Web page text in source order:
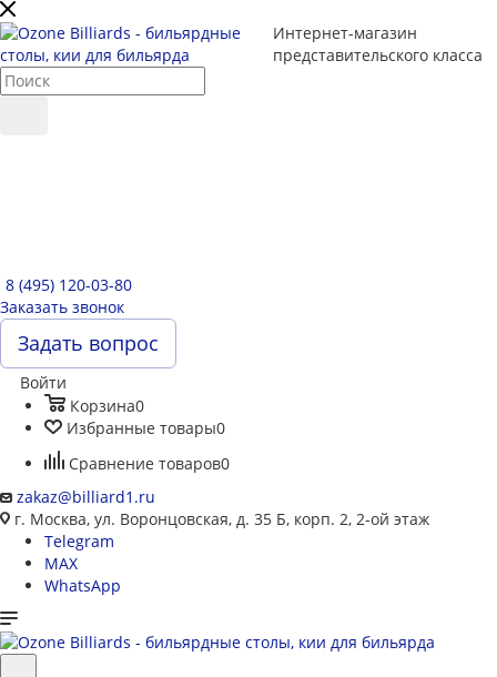
Интернет-магазин
представительского класса
8 (495) 120-03-80
Заказать звонок
Задать вопрос
Войти
Корзина0
Избранные товары0
Сравнение товаров0
zakaz@billiard1.ru
г. Москва, ул. Воронцовская, д. 35 Б, корп. 2, 2-ой этаж
Telegram
MAX
WhatsApp